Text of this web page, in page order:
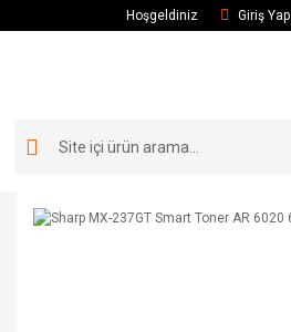
Hoşgeldiniz Giriş Yap